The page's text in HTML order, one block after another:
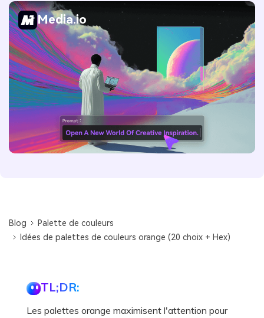
Media.io
Blog
Palette de couleurs
Idées de palettes de couleurs orange (20 choix + Hex)
TL;DR:
Les palettes orange maximisent l'attention pour